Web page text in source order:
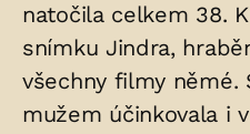
natočila celkem 38.
snímku Jindra,
všechny filmy němé.
mužem účinkovala i